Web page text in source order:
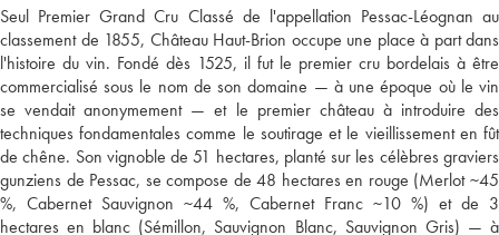
Seul Premier Grand Cru Classé de l'appellation Pessac-Léognan au
classement de 1855, Château Haut-Brion occupe une place à part dans
l'histoire du vin. Fondé dès 1525, il fut le premier cru bordelais à être
commercialisé sous le nom de son domaine — à une époque où le vin
se vendait anonymement — et le premier château à introduire des
techniques fondamentales comme le soutirage et le vieillissement en fût
de chêne. Son vignoble de 51 hectares, planté sur les célèbres graviers
gunziens de Pessac, se compose de 48 hectares en rouge (Merlot ~45
%, Cabernet Sauvignon ~44 %, Cabernet Franc ~10 %) et de 3
hectares en blanc (Sémillon, Sauvignon Blanc, Sauvignon Gris) — à